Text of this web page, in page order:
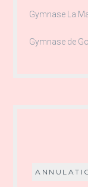
Gymnase La
Gymnase de